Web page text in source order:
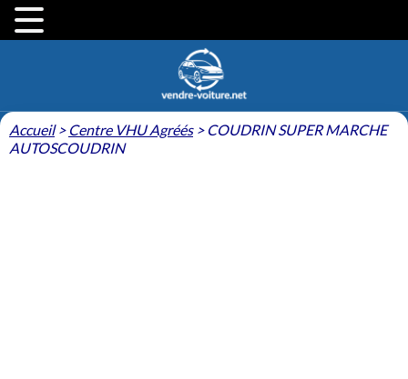
Accueil> Centre VHU Agréés> COUDRIN SUPER MARCHE
AUTOSCOUDRIN